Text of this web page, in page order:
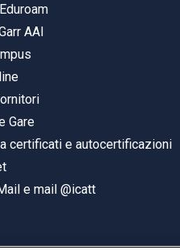
AAI
Gare
certificati e autocertificazioni
e mail @icatt